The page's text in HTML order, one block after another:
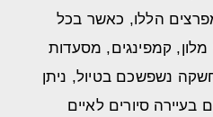
הללו, כאשר בכל
קמפינגים, מסעדות
נשפשכם בטיול, ניתן
בעיירה סיורים לאיים